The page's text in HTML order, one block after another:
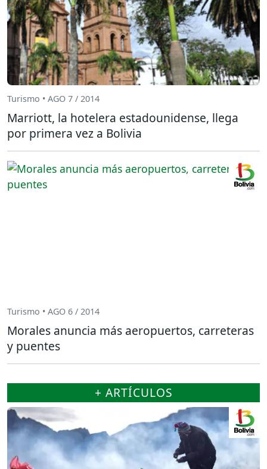
Turismo • AGO 7 / 2014
Marriott, la hotelera estadounidense, llega
por primera vez a Bolivia
Turismo • AGO 6 / 2014
Morales anuncia más aeropuertos, carreteras
y puentes
+ ARTÍCULOS